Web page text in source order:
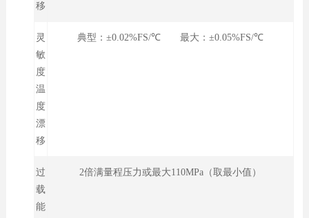
移
灵
敏
度
温
度
漂
移
典型：±0.02%FS/℃ 最大：±0.05%FS/℃
过
载
能
2倍满量程压力或最大110MPa（取最小值）